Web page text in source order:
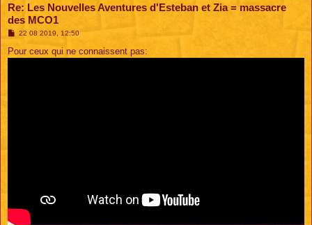
Re: Les Nouvelles Aventures d'Esteban et Zia = massacre
des MCO1
M
s
s
22 08 2019, 12:50
Pour ceux qui ne connaissent pas: